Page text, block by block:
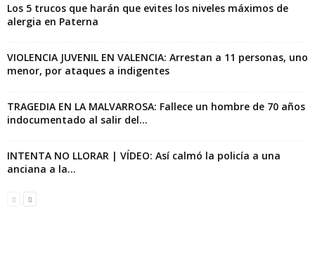
Los 5 trucos que harán que evites los niveles máximos de
alergia en Paterna
VIOLENCIA JUVENIL EN VALENCIA: Arrestan a 11 personas, uno
menor, por ataques a indigentes
TRAGEDIA EN LA MALVARROSA: Fallece un hombre de 70 años
indocumentado al salir del...
INTENTA NO LLORAR | VÍDEO: Así calmó la policía a una
anciana a la...